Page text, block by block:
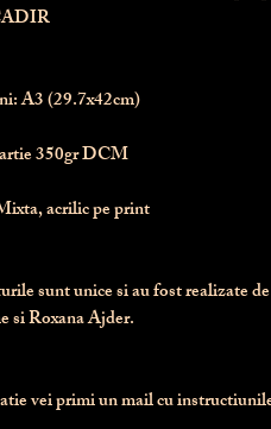
A3 (29.7x42cm)
350gr DCM
acrilic pe print
sunt unice si au fost realizate
si Roxana Ajder.
vei primi un mail cu